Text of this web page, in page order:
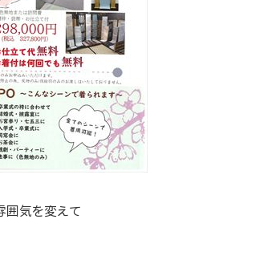
囲気を変えて